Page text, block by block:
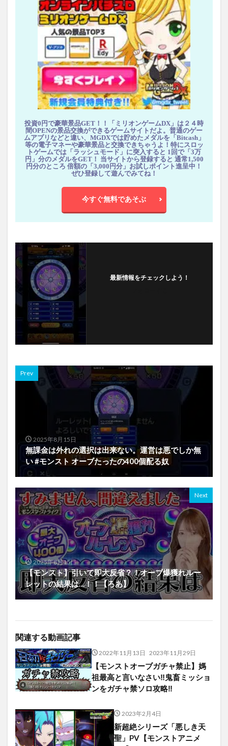
投資0円で豪華景品GET！！「ミリオンゲームDX」は２４時
間OPENの景品交換ができるゲームサイトだよ。普通のゲー
ムアプリなどと違い、MGDXでは貯めたメダルを「Bitcash」
等の電子マネーや豪華景品と交換できちゃうよ！特にスロッ
トゲームでは「ラッシュモード」に突入すると 1回で「3万
円」分のメダルをGET！ 当サイトから登録すると 通常1,500
円分のところ 倍額の「3,000円分」お試しポイント進呈中！
ぜひ登録して遊んでみてね！
今すぐ無料であそぶ
最新情報をチェックしよう！
Prev
2025年8月15日
無課金は外れの選択は出来ない。運営は悪でしか無
い #モンスト オーブたったの400個配る奴
Next
2025年8月15日
【モンスト】引いて即大反省？！オーブ爆獲れルー
レットの結果は…！！【ろあ】
関連する動画記事
2022年11月13日 2023年11月29日
【モンストオーブガチャ禁止】媽
祖最高と言いなさい‼︎鬼畜ミッショ
ンをガチャ禁ソロ攻略‼︎
2023年2月4日
新超絶シリーズ「悪しき天
聖」PV【モンストアニメ